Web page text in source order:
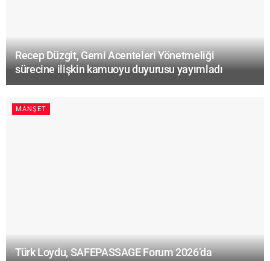
Recep Düzgit, Gemi Acenteleri Yönetmeliği
sürecine ilişkin kamuoyu duyurusu yayımladı
MANŞET
Türk Loydu, SAFEPASSAGE Forum 2026’da